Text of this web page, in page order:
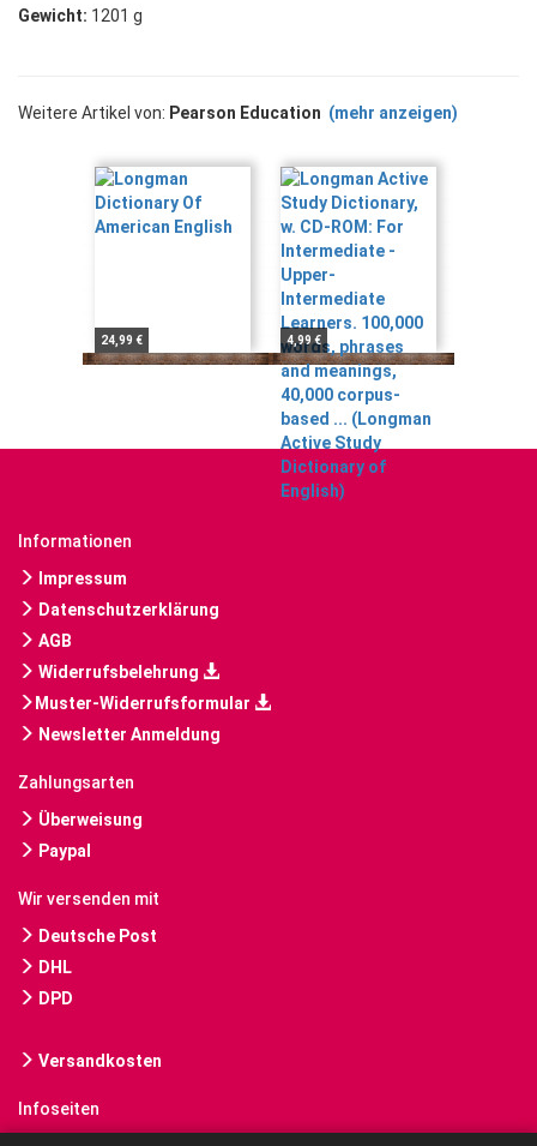
Gewicht: 1201 g
Weitere Artikel von: Pearson Education (mehr anzeigen)
24,99 € 4,99 €
Informationen
Impressum
Datenschutzerklärung
AGB
Widerrufsbelehrung
Muster-Widerrufsformular
Newsletter Anmeldung
Zahlungsarten
Überweisung
Paypal
Wir versenden mit
Deutsche Post
DHL
DPD
Versandkosten
Infoseiten